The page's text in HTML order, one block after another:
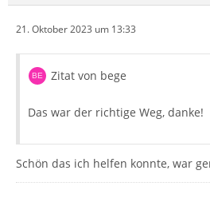
21. Oktober 2023 um 13:33
Zitat von bege
Das war der richtige Weg, danke!
Schön das ich helfen konnte, war